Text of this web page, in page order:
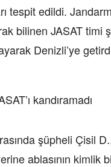
tespit edildi.
bilinen JASAT timi
Denizli’ye
kandıramadı
şüpheli Çisil
ablasının kimlik